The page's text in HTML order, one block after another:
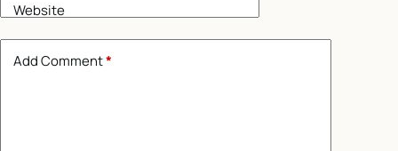
Website
Add Comment*